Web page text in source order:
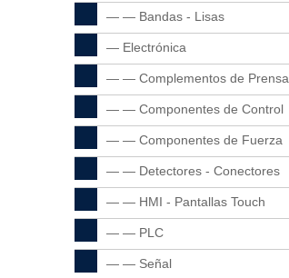
— — Bandas - Lisas
— Electrónica
— — Complementos de Prensa
— — Componentes de Control
— — Componentes de Fuerza
— — Detectores - Conectores
— — HMI - Pantallas Touch
— — PLC
— — Señal